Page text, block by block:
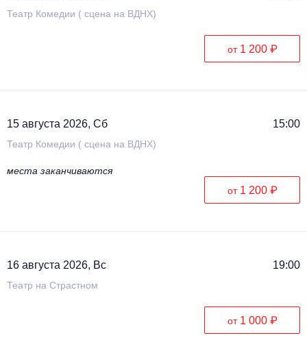
Театр Комедии ( сцена на ВДНХ)
от 1 200 ₽
15 августа 2026, Сб 15:00
Театр Комедии ( сцена на ВДНХ)
места заканчиваются
от 1 200 ₽
16 августа 2026, Вс 19:00
Театр на Страстном
от 1 000 ₽